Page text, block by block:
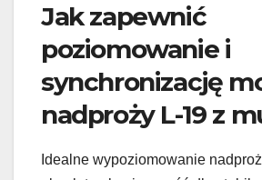
Jak zapewnić
poziomowanie i
synchronizację
nadproży L-19 z
Idealne wypoziomowanie